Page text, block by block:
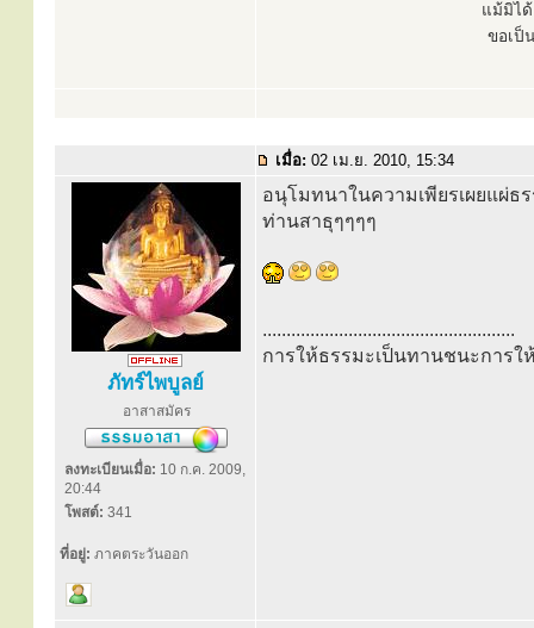
แม้มิได้
ขอเป็
เมื่อ: 02 เม.ย. 2010, 15:34
ภัทร์ไพบูลย์
อาสาสมัคร
ลงทะเบียนเมื่อ: 10 ก.ค. 2009,
20:44
โพสต์: 341
ที่อยู่: ภาคตระวันออก
อนุโมทนาในความเพียรเผยแผ่ธ
ท่านสาธุๆๆๆๆ
.....................................................
การให้ธรรมะเป็นทานชนะการใ